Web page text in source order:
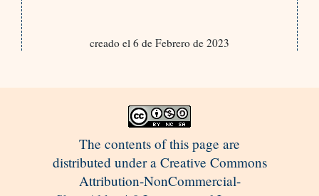
creado el 6 de Febrero de 2023
The contents of this page are
distributed under a Creative Commons
Attribution-NonCommercial-